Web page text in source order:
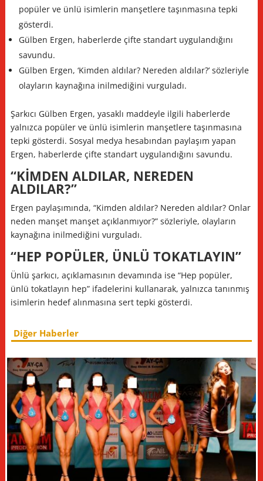
popüler ve ünlü isimlerin manşetlere taşınmasına tepki
gösterdi.
Gülben Ergen, haberlerde çifte standart uygulandığını
savundu.
Gülben Ergen, ‘Kimden aldılar? Nereden aldılar?’ sözleriyle
olayların kaynağına inilmediğini vurguladı.
Şarkıcı Gülben Ergen, yasaklı maddeyle ilgili haberlerde
yalnızca popüler ve ünlü isimlerin manşetlere taşınmasına
tepki gösterdi. Sosyal medya hesabından paylaşım yapan
Ergen, haberlerde çifte standart uygulandığını savundu.
“KİMDEN ALDILAR, NEREDEN
ALDILAR?”
Ergen paylaşımında, “Kimden aldılar? Nereden aldılar? Onlar
neden manşet manşet açıklanmıyor?” sözleriyle, olayların
kaynağına inilmediğini vurguladı.
“HEP POPÜLER, ÜNLÜ TOKATLAYIN”
Ünlü şarkıcı, açıklamasının devamında ise “Hep popüler,
ünlü tokatlayın hep” ifadelerini kullanarak, yalnızca tanınmış
isimlerin hedef alınmasına sert tepki gösterdi.
Diğer Haberler